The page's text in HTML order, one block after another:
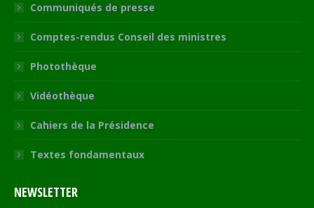
Communiqués de presse
Comptes-rendus Conseil des ministres
Photothèque
Vidéothèque
Cahiers de la Présidence
Textes fondamentaux
NEWSLETTER